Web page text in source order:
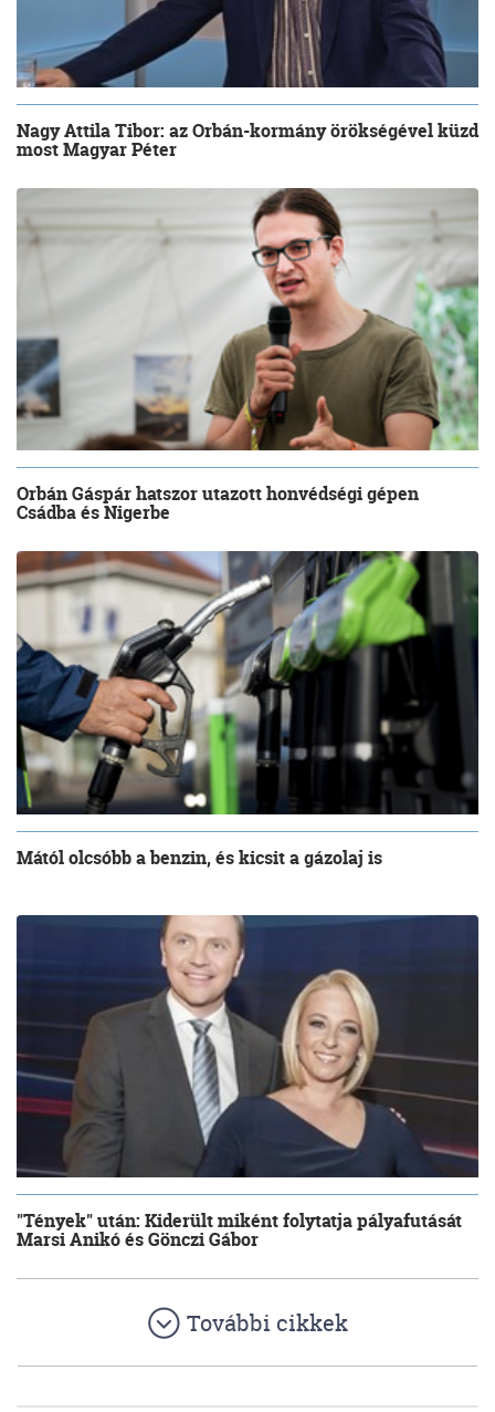
Nagy Attila Tibor: az Orbán-kormány örökségével küzd
most Magyar Péter
Orbán Gáspár hatszor utazott honvédségi gépen
Csádba és Nigerbe
Mától olcsóbb a benzin, és kicsit a gázolaj is
"Tények" után: Kiderült miként folytatja pályafutását
Marsi Anikó és Gönczi Gábor
További cikkek